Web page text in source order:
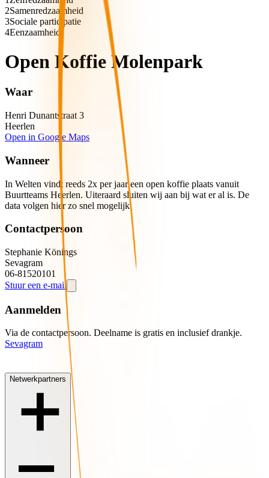
2Samenredzaamheid
3Sociale participatie
4Eenzaamheid
Open Koffie Molenpark
Waar
Henri Dunantstraat 3
Heerlen
Open in Google Maps
Wanneer
In Welten vindt reeds 2x per jaar een open koffie plaats vanuit
Buurtteams Heerlen. Uiteraard sluiten wij aan bij wat er al is. De
data volgen hier zo snel mogelijk
Contactpersoon
Stephanie Könings
Sevagram
06-81520101
Stuur een e-mail
Aanmelden
Via de contactpersoon. Deelname is gratis en inclusief drankje.
Sevagram
Netwerkpartners